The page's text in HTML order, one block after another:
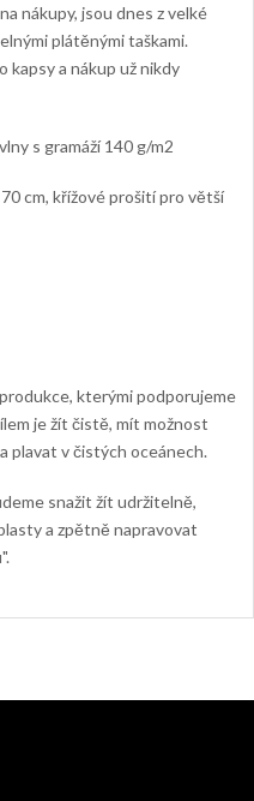
nákupy, jsou dnes z velké
plátěnými taškami.
kapsy a nákup už nikdy
s gramáží 140 g/m2
cm, křížové prošití pro větší
kterými podporujeme
je žít čistě, mít možnost
plavat v čistých oceánech.
snažit žít udržitelně,
a zpětně napravovat